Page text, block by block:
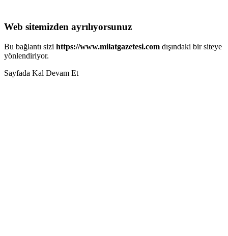
Web sitemizden ayrılıyorsunuz
Bu bağlantı sizi https://www.milatgazetesi.com dışındaki bir siteye
yönlendiriyor.
Sayfada Kal Devam Et